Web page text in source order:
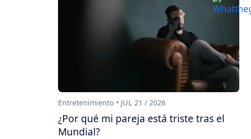
Entretenimiento • JUL 21 / 2026
¿Por qué mi pareja está triste tras el
Mundial?